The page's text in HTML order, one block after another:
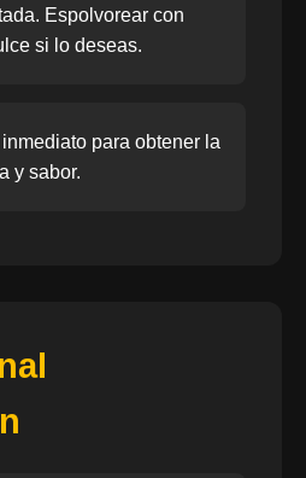
Espolvorear con
si lo deseas.
para obtener la
y sabor.